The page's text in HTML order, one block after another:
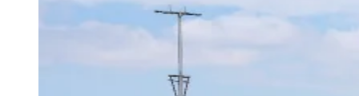
Recanto PhrynéaSantana de
SilveiraTamboré Vale do SolVila Barros Vila Boa Vista
Vila Engenho Novo